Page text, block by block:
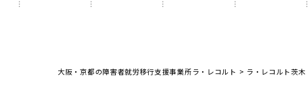
大阪・京都の障害者就労移行支援事業所ラ・レコルト > ラ・レコルト茨木